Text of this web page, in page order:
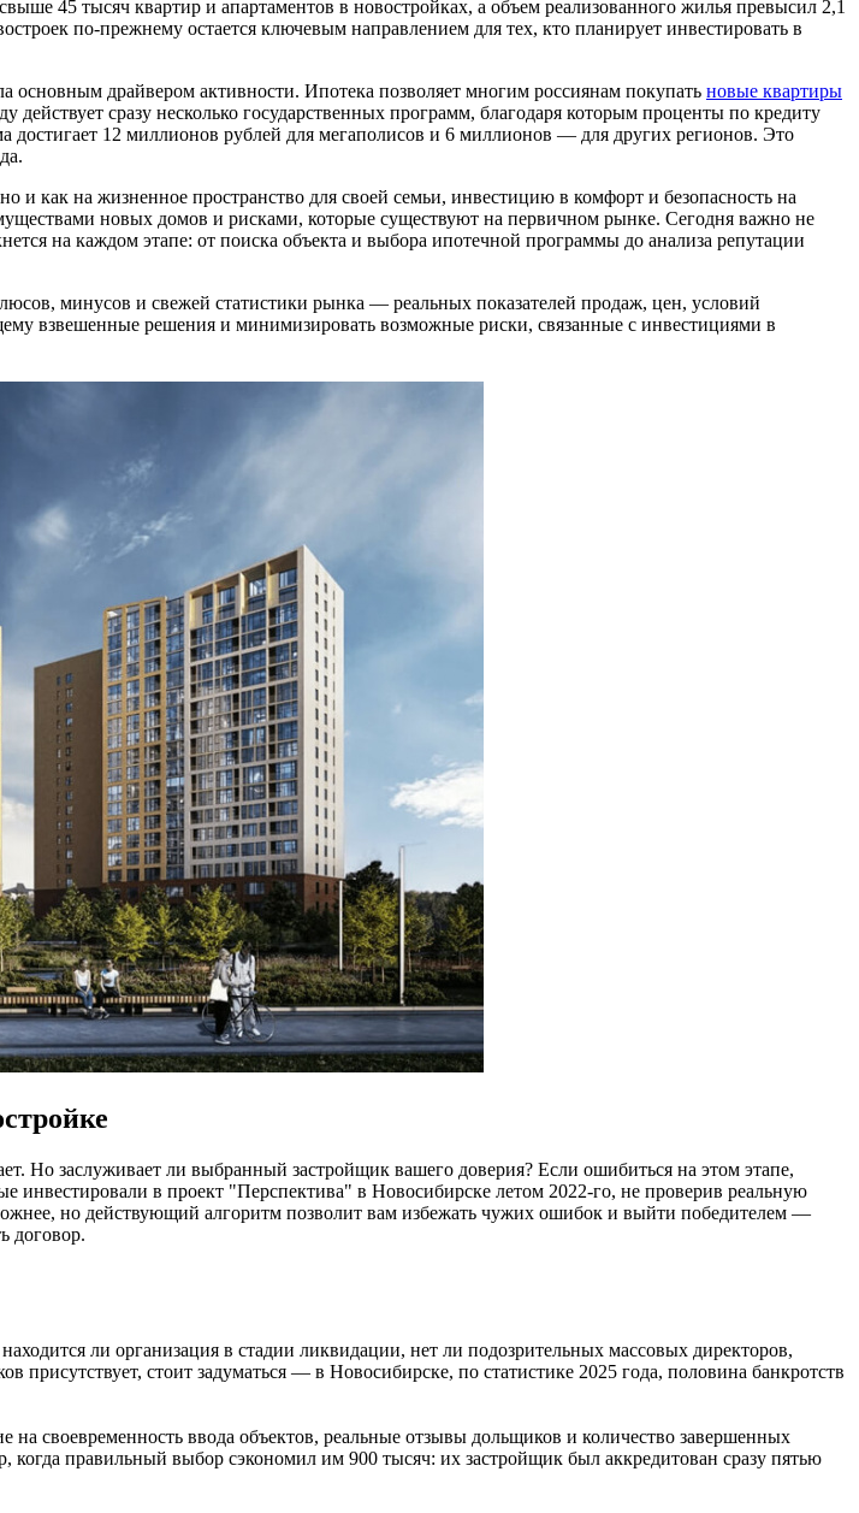
45 тысяч квартир и апартаментов в новостройках, а объем реализованного жилья превысил 2,1
по-прежнему остается ключевым направлением для тех, кто планирует инвестировать в
основным драйвером активности. Ипотека позволяет многим россиянам покупать новые квартиры
сразу несколько государственных программ, благодаря которым проценты по кредиту
достигает 12 миллионов рублей для мегаполисов и 6 миллионов — для других регионов. Это
как на жизненное пространство для своей семьи, инвестицию в комфорт и безопасность на
новых домов и рисками, которые существуют на первичном рынке. Сегодня важно не
на каждом этапе: от поиска объекта и выбора ипотечной программы до анализа репутации
минусов и свежей статистики рынка — реальных показателей продаж, цен, условий
взвешенные решения и минимизировать возможные риски, связанные с инвестициями в
Но заслуживает ли выбранный застройщик вашего доверия? Если ошибиться на этом этапе,
в проект "Перспектива" в Новосибирске летом 2022-го, не проверив реальную
но действующий алгоритм позволит вам избежать чужих ошибок и выйти победителем —
договор.
ли организация в стадии ликвидации, нет ли подозрительных массовых директоров,
присутствует, стоит задуматься — в Новосибирске, по статистике 2025 года, половина банкротств
своевременность ввода объектов, реальные отзывы дольщиков и количество завершенных
правильный выбор сэкономил им 900 тысяч: их застройщик был аккредитован сразу пятью